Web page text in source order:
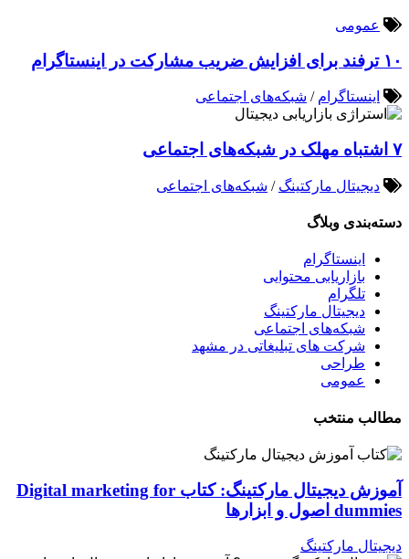
عمومی
۱۰ ترفند برای افزایش ضریب مشارکت در اینستاگرام
اینستاگرام / شبکه‌های اجتماعی
۷ اشتباه مهلک در شبکه‌های اجتماعی
دیجیتال مارکتینگ / شبکه‌های اجتماعی
دسته‌بندی وبلاگ
اینستاگرام
بازاریابی محتوایی
تلگرام
دیجیتال مارکتینگ
شبکه‌های اجتماعی
شرکت های تبلیغاتی در مشهد
طراحی
عمومی
مطالب منتخب
آموزش دیجیتال مارکتینگ: کتاب Digital marketing for
dummies اصول و ابزارها
دیجیتال مارکتینگ